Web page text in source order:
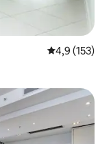
Средна
4,9 (153)